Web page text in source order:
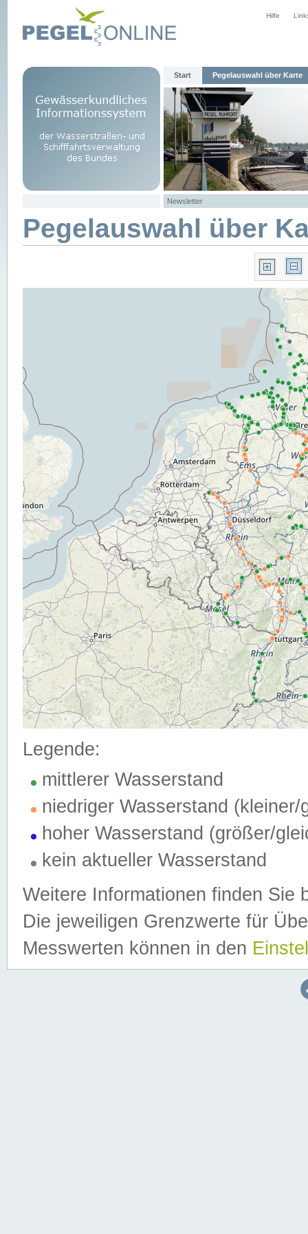
Hilfe
Start Pegelauswahl über Karte
Newsletter
Pegelauswahl über
Legende:
mittlerer Wasserstand
niedriger Wasserstand (kleiner/
hoher Wasserstand (größer/
kein aktueller Wasserstand
Weitere Informationen finden Sie
Die jeweiligen Grenzwerte für
Messwerten können in den